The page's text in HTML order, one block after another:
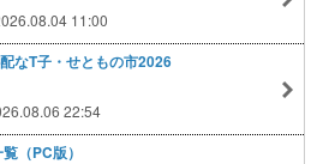
11:00
なT子・せともの市2026
22:54
（PC版）